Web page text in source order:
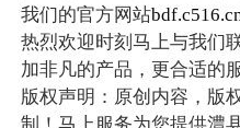
我们的官方网站
热烈欢迎时刻马上与我们
加非凡的产品，更合适的服
版权声明：原创内容，版